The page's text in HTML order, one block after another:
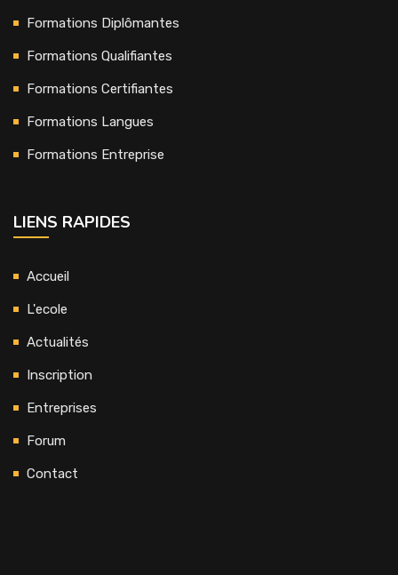
Formations Diplômantes
Formations Qualifiantes
Formations Certifiantes
Formations Langues
Formations Entreprise
LIENS RAPIDES
Accueil
L'ecole
Actualités
Inscription
Entreprises
Forum
Contact